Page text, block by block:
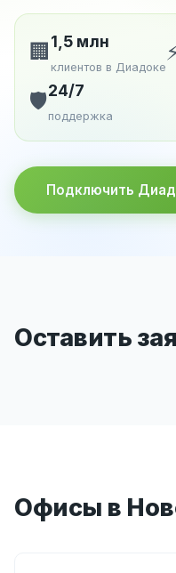
🏢 1,5 млн
клиентов в Диадоке
🛡️24/7
поддержка
Подключить
Оставить
Офисы в